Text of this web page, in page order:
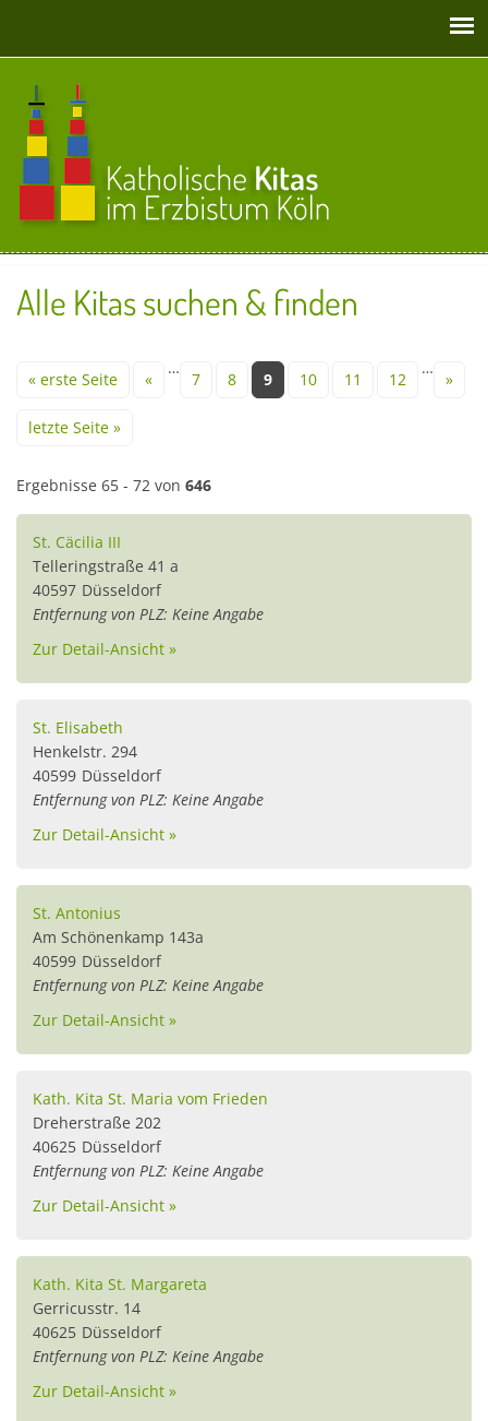
Alle Kitas suchen & finden
Seiten
« erste Seite «
…
7 8 9 10 11 12
…
»
letzte Seite »
Ergebnisse 65 - 72 von 646
St. Cäcilia III
Telleringstraße 41 a
40597 Düsseldorf
Entfernung von PLZ: Keine Angabe
Zur Detail-Ansicht »
St. Elisabeth
Henkelstr. 294
40599 Düsseldorf
Entfernung von PLZ: Keine Angabe
Zur Detail-Ansicht »
St. Antonius
Am Schönenkamp 143a
40599 Düsseldorf
Entfernung von PLZ: Keine Angabe
Zur Detail-Ansicht »
Kath. Kita St. Maria vom Frieden
Dreherstraße 202
40625 Düsseldorf
Entfernung von PLZ: Keine Angabe
Zur Detail-Ansicht »
Kath. Kita St. Margareta
Gerricusstr. 14
40625 Düsseldorf
Entfernung von PLZ: Keine Angabe
Zur Detail-Ansicht »